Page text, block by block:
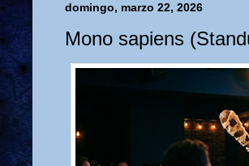
domingo, marzo 22, 2026
Mono sapiens